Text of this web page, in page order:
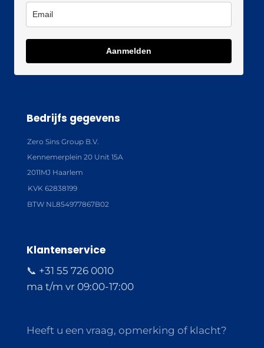
Aanmelden
Bedrijfs gegevens
Zero Sins Group B.V.
Kennemerplein 20 Unit 15A
2011MJ Haarlem
KVK 62838199
BTW NL854977867B02
Klantenservice
📞 +31 55 726 0010
ma t/m vr 09:00-17:00
Heeft u een vraag, opmerking of klacht?